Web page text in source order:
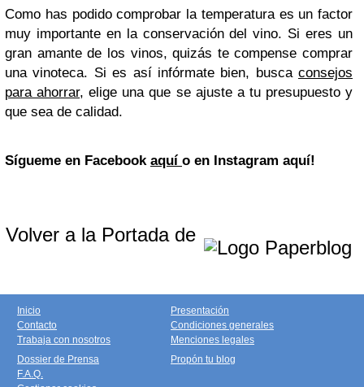
Como has podido comprobar la temperatura es un factor
muy importante en la conservación del vino. Si eres un
gran amante de los vinos, quizás te compense comprar
una vinoteca. Si es así infórmate bien, busca consejos
para ahorrar, elige una que se ajuste a tu presupuesto y
que sea de calidad.
Sígueme en Facebook aquí o en Instagram aquí!
Volver a la Portada de
Inicio
Contacto
Trabaja con nosotros
Presentación
Condiciones generales
Menciones legales
Dossier de Prensa
F.A.Q.
Propón tu blog